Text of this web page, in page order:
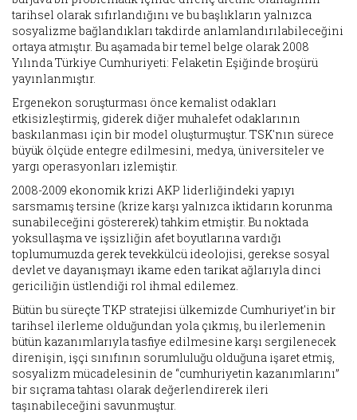
tarihsel olarak sıfırlandığını ve bu başlıkların yalnızca
sosyalizme bağlandıkları takdirde anlamlandırılabileceğini
ortaya atmıştır. Bu aşamada bir temel belge olarak 2008
Yılında Türkiye Cumhuriyeti: Felaketin Eşiğinde broşürü
yayınlanmıştır.
Ergenekon soruşturması önce kemalist odakları
etkisizleştirmiş, giderek diğer muhalefet odaklarının
baskılanması için bir model oluşturmuştur. TSK'nın sürece
büyük ölçüde entegre edilmesini, medya, üniversiteler ve
yargı operasyonları izlemiştir.
2008-2009 ekonomik krizi AKP liderliğindeki yapıyı
sarsmamış tersine (krize karşı yalnızca iktidarın korunma
sunabileceğini göstererek) tahkim etmiştir. Bu noktada
yoksullaşma ve işsizliğin afet boyutlarına vardığı
toplumumuzda gerek tevekkülcü ideolojisi, gerekse sosyal
devlet ve dayanışmayı ikame eden tarikat ağlarıyla dinci
gericiliğin üstlendiği rol ihmal edilemez.
Bütün bu süreçte TKP stratejisi ülkemizde Cumhuriyet'in bir
tarihsel ilerleme olduğundan yola çıkmış, bu ilerlemenin
bütün kazanımlarıyla tasfiye edilmesine karşı sergilenecek
direnişin, işçi sınıfının sorumluluğu olduğuna işaret etmiş,
sosyalizm mücadelesinin de “cumhuriyetin kazanımlarını”
bir sıçrama tahtası olarak değerlendirerek ileri
taşınabileceğini savunmuştur.